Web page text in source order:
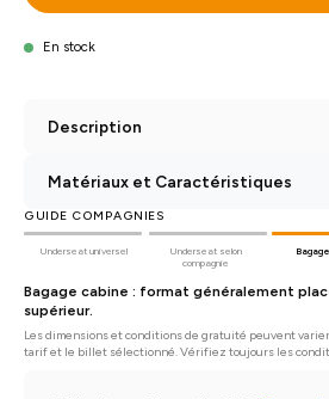
En stock
Description
Matériaux et Caractéristiques
GUIDE COMPAGNIES
Underseat universel
Underseat selon
compagnie
Bagage cabine : format généralement
supérieur.
Les dimensions et conditions de gratuité peuvent
tarif et le billet sélectionné. Vérifiez toujours les